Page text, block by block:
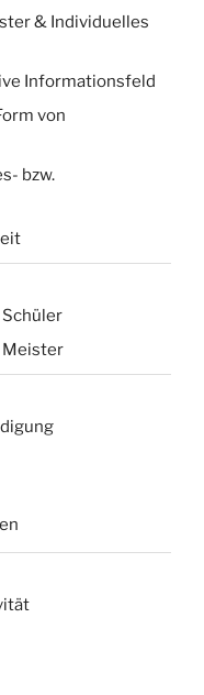
& Individuelles
Informationsfeld
von
bzw.
Meister